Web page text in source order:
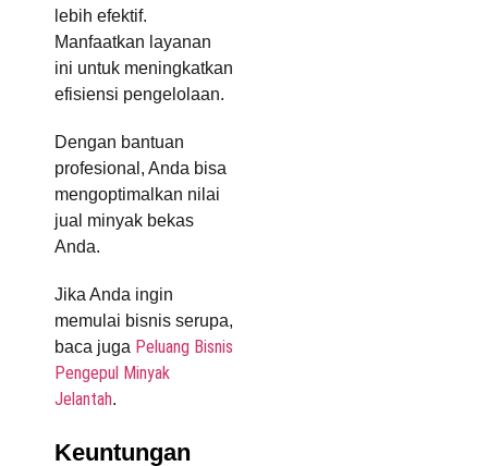
lebih efektif.
Manfaatkan layanan
ini untuk meningkatkan
efisiensi pengelolaan.
Dengan bantuan
profesional, Anda bisa
mengoptimalkan nilai
jual minyak bekas
Anda.
Jika Anda ingin
memulai bisnis serupa,
baca juga Peluang Bisnis
Pengepul Minyak
Jelantah.
Keuntungan